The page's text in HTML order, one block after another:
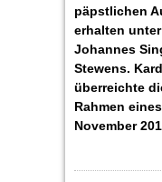
päpstlichen
erhalten
Johannes
Stewens.
überreichte
Rahmen
November